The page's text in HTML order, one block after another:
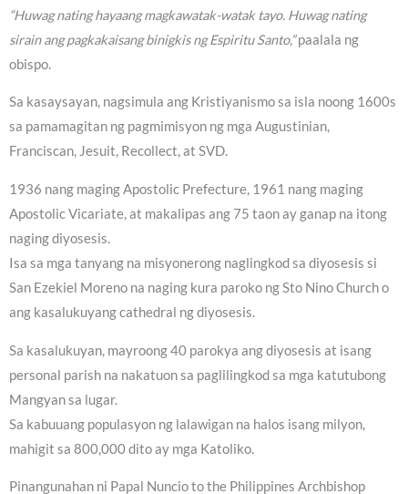
“Huwag nating hayaang magkawatak-watak tayo. Huwag nating
sirain ang pagkakaisang binigkis ng Espiritu Santo,”paalala ng
obispo.
Sa kasaysayan, nagsimula ang Kristiyanismo sa isla noong 1600s
sa pamamagitan ng pagmimisyon ng mga Augustinian,
Franciscan, Jesuit, Recollect, at SVD.
1936 nang maging Apostolic Prefecture, 1961 nang maging
Apostolic Vicariate, at makalipas ang 75 taon ay ganap na itong
naging diyosesis.
Isa sa mga tanyang na misyonerong naglingkod sa diyosesis si
San Ezekiel Moreno na naging kura paroko ng Sto Nino Church o
ang kasalukuyang cathedral ng diyosesis.
Sa kasalukuyan, mayroong 40 parokya ang diyosesis at isang
personal parish na nakatuon sa paglilingkod sa mga katutubong
Mangyan sa lugar.
Sa kabuuang populasyon ng lalawigan na halos isang milyon,
mahigit sa 800,000 dito ay mga Katoliko.
Pinangunahan ni Papal Nuncio to the Philippines Archbishop